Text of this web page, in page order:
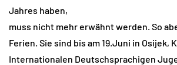
Jahres haben,
muss nicht mehr erwähnt werden. So
Ferien. Sie sind bis am 19.Juni in Osijek,
Internationalen Deutschsprachigen